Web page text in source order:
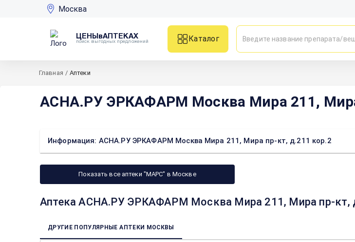
Москва
ЦЕНЫвАПТЕКАХ
поиск выгодных предложений
Каталог
Главная / Аптеки
АСНА.РУ ЭРКАФАРМ Москва Мира 211,
Информация: АСНА.РУ ЭРКАФАРМ Москва Мира 211, Мира пр-кт, д.211 кор.2
Показать все аптеки "МАРС" в Москве
Аптека АСНА.РУ ЭРКАФАРМ Москва Мира 211, Мира пр-кт,
ДРУГИЕ ПОПУЛЯРНЫЕ АПТЕКИ МОСКВЫ